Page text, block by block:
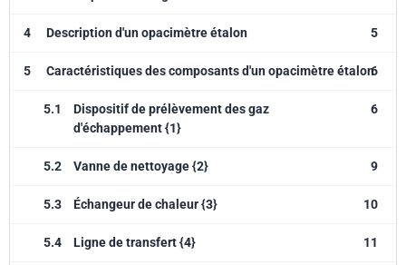
4 Description d'un opacimètre étalon 5
5 Caractéristiques des composants d'un opacimètre étalon6
5.1
Dispositif de prélèvement des gaz
d'échappement {1}
6
5.2 Vanne de nettoyage {2} 9
5.3 Échangeur de chaleur {3} 10
5.4 Ligne de transfert {4} 11